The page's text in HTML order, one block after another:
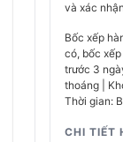
và xác
Bốc xếp
có, bốc
trước 3
thoáng |
Thời gian:
CHI TIẾT